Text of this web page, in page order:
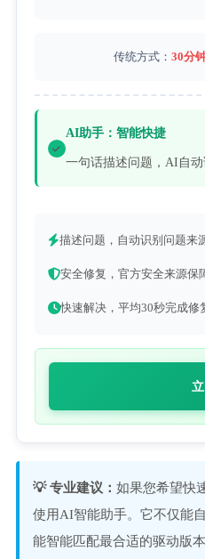
传统方式： 30分
AI助手：智能快捷
一句话描述问题，AI自动
描述问题，自动识别问题来
安全修复，官方安全来源保
快速解决，平均30秒完成修
💡 专业建议： 如果您希望快
使用AI智能助手。它不仅能
能智能匹配最合适的驱动版